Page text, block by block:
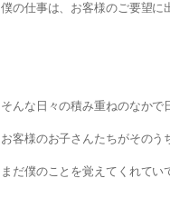
僕の仕事は、 お客様のご要望に
そんな日々の積み重ねのなかで
お客様のお子さんたちがそのう
まだ僕のことを覚えてくれてい